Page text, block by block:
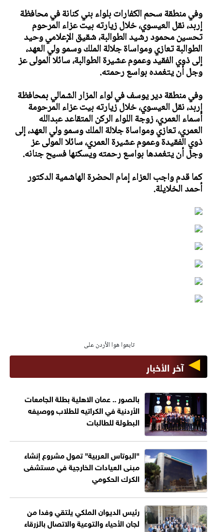
وفي منطقة سحم الكفارات بلواء بني كنانة في محافظة
إربد، نقل العيسوي، خلال زيارته بيت عزاء المرحوم
تحسين محمود رشيد الطوالبة، شقيق الإعلامي وحيد
الطوالبة تعازي ومواساة جلالة الملك وسمو ولي العهد،
إلى ذوي الفقيد وعموم عشيرة الطوالبة، سائلا المولى عز
وجل أن يتغمده بواسع رحمته.
وفي منطقة دير يوسف في لواء المزار الشمالي بمحافظة
إربد، نقل العيسوي، خلال زيارته بيت عزاء المرحومة
أسماء العمري، زوجة اللواء الركن المتقاعد عبدالله
العمري، تعازي ومواساة جلالة الملك وسمو ولي العهد، إلى
ذوي الفقيدة وعموم عشيرة العمري، سائلا المولى عز
وجل أن يتغمدها بواسع رحمته ويسكنها فسيح جنانه.
كما قدم واجب العزاء إمام الحضرة الهاشمية الدكتور
أحمد الخلايلة.
تابعوا هوا الأردن على
آخر الأخبار
بالصور .. عمان الاهلية بطلة الجامعات
الأردنية في الكراتيه للطلاب ووصيفه
البطولة للطالبات
"البوتاس العربية" تمول مشروع إنشاء
مبنى العيادات الخارجية في مستشفى
الكرك الحكومي
رئيس الديوان الملكي يلتقي وفدا من
لجان الأحياء والتوعية والاتصال بالزرقاء